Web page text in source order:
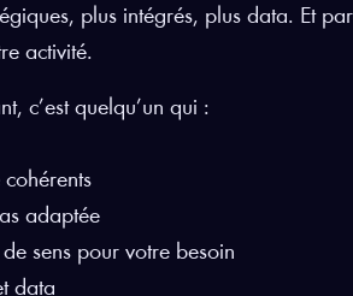
plus intégrés, plus data. Et
activité.
c’est quelqu’un qui :
adaptée
sens pour votre besoin
data